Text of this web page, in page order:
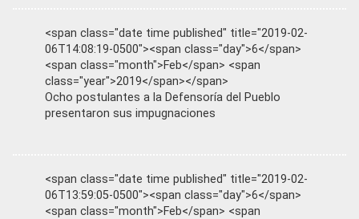
<span class="date time published" title="2019-02-
06T14:08:19-0500"><span class="day">6</span>
<span class="month">Feb</span> <span
class="year">2019</span></span>
Ocho postulantes a la Defensoría del Pueblo
presentaron sus impugnaciones
<span class="date time published" title="2019-02-
06T13:59:05-0500"><span class="day">6</span>
<span class="month">Feb</span> <span